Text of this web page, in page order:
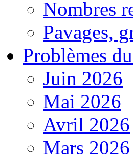
Nombres
Pavages,
Problèmes
Juin 2026
Mai 2026
Avril 2026
Mars 2026